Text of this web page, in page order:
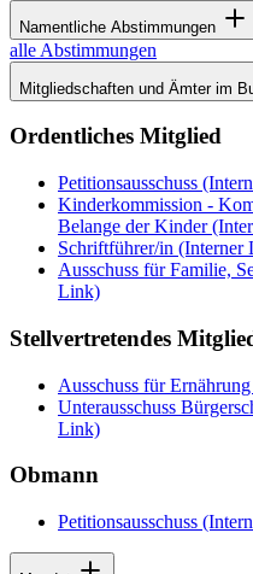
Namentliche Abstimmungen
alle Abstimmungen
Mitgliedschaften und Ämter im
Ordentliches Mitglied
Petitionsausschuss
Kinderkommission -
Belange der Kinder
Schriftführer/in (Interner
Ausschuss für Familie,
Link)
Stellvertretendes
Ausschuss für
Unterausschuss
Link)
Obmann
Petitionsausschuss